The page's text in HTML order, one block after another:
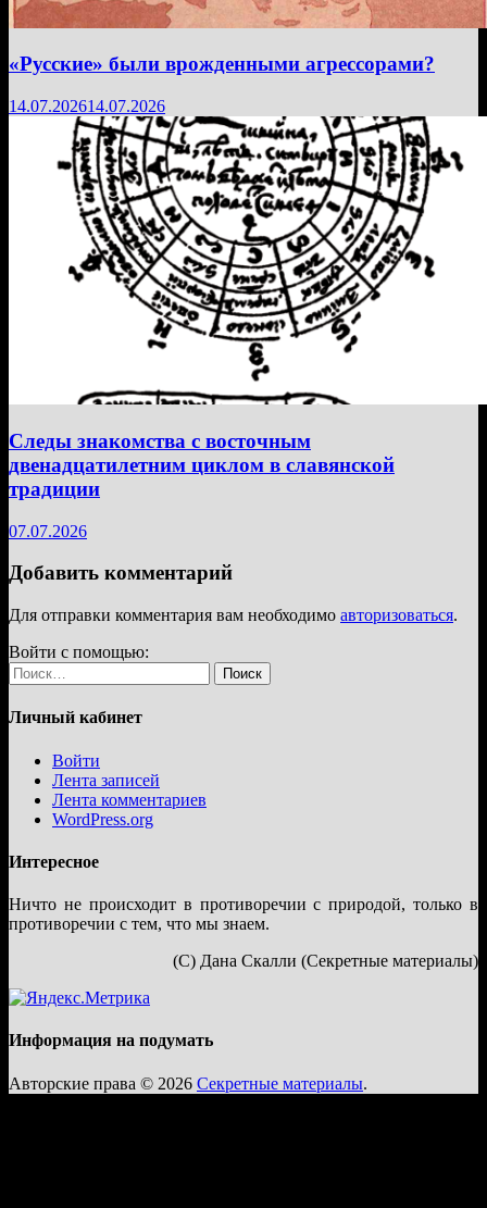
«Русские» были врожденными агрессорами?
14.07.202614.07.2026
Следы знакомства с восточным
двенадцатилетним циклом в славянской
традиции
07.07.2026
Добавить комментарий
Для отправки комментария вам необходимо авторизоваться.
Войти с помощью:
Найти:
Личный кабинет
Войти
Лента записей
Лента комментариев
WordPress.org
Интересное
Ничто не происходит в противоречии с природой, только в
противоречии с тем, что мы знаем.
(С) Дана Скалли (Секретные материалы)
Информация на подумать
Авторские права © 2026 Секретные материалы.